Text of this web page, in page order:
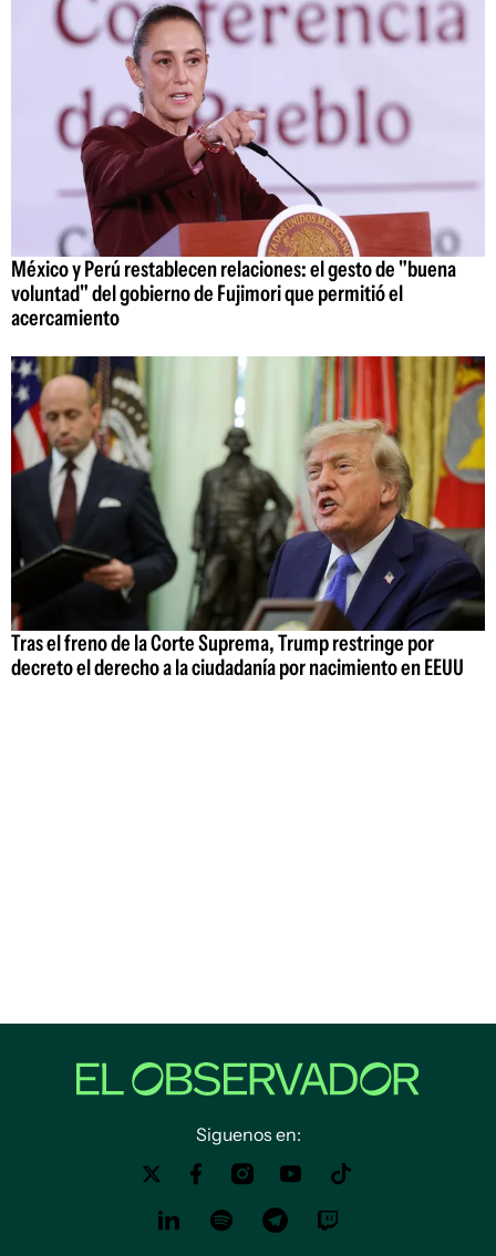
México y Perú restablecen relaciones: el gesto de "buena
voluntad" del gobierno de Fujimori que permitió el
acercamiento
Tras el freno de la Corte Suprema, Trump restringe por
decreto el derecho a la ciudadanía por nacimiento en EEUU
Siguenos en: